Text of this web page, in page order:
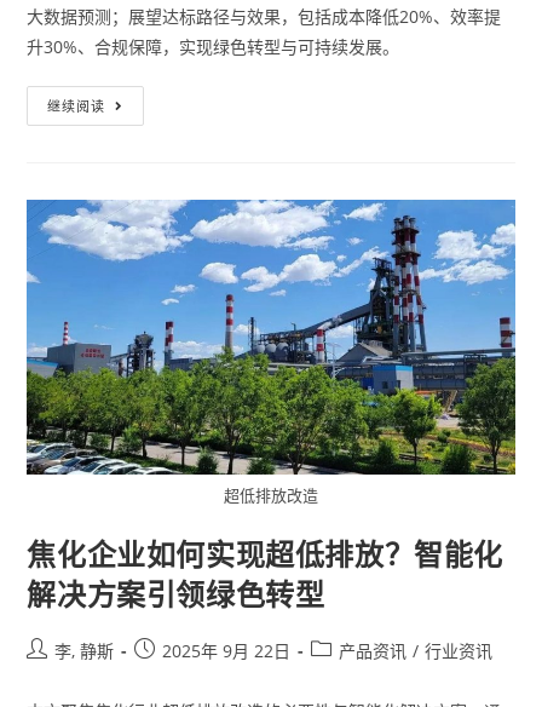
大数据预测；展望达标路径与效果，包括成本降低20%、效率提
升30%、合规保障，实现绿色转型与可持续发展。
继续阅读
超低排放改造
焦化企业如何实现超低排放？智能化
解决方案引领绿色转型
李, 静斯 2025年 9月 22日 产品资讯 / 行业资讯